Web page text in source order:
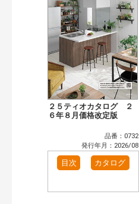
２５ティオカタログ ２
６年８月価格改定版
品番：0732
発行年月：2026/08
目次 カタログ